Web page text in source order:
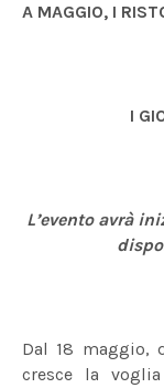
A MAGGIO, I
I
L’evento avrà
Dal 18 maggio,
cresce la